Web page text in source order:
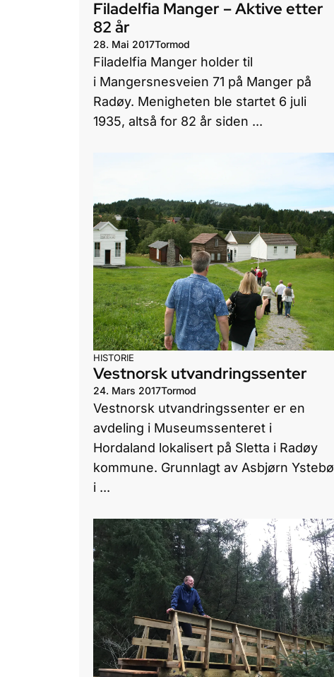
Filadelfia Manger – Aktive etter
82 år
28. Mai 2017Tormod
Filadelfia Manger holder til
i Mangersnesveien 71 på Manger på
Radøy. Menigheten ble startet 6 juli
1935, altså for 82 år siden ...
HISTORIE
Vestnorsk utvandringssenter
24. Mars 2017Tormod
Vestnorsk utvandringssenter er en
avdeling i Museumssenteret i
Hordaland lokalisert på Sletta i Radøy
kommune. Grunnlagt av Asbjørn Ystebø
i ...